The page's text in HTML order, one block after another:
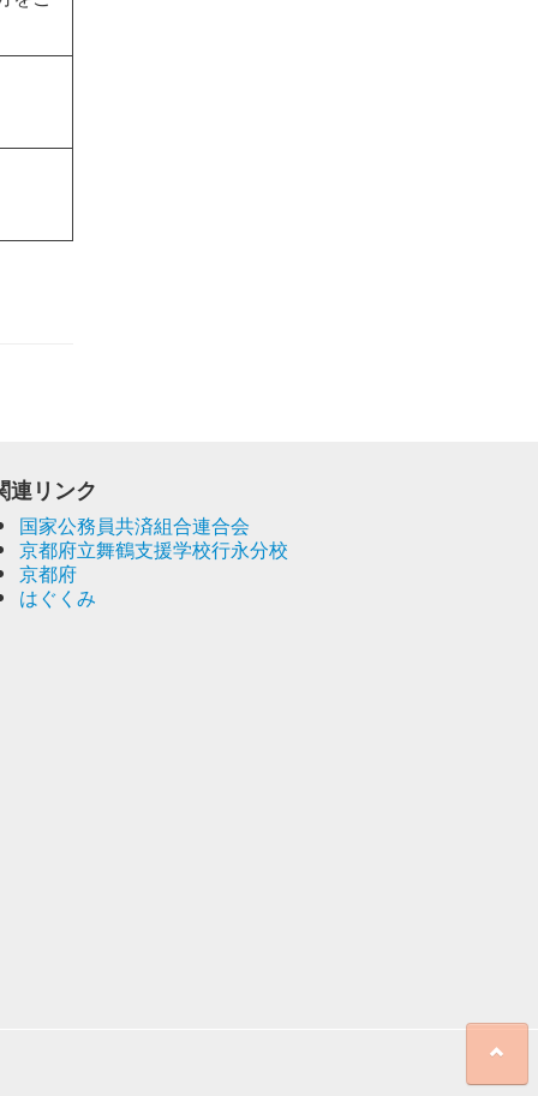
連リンク
国家公務員共済組合連合会
京都府立舞鶴支援学校行永分校
京都府
はぐくみ